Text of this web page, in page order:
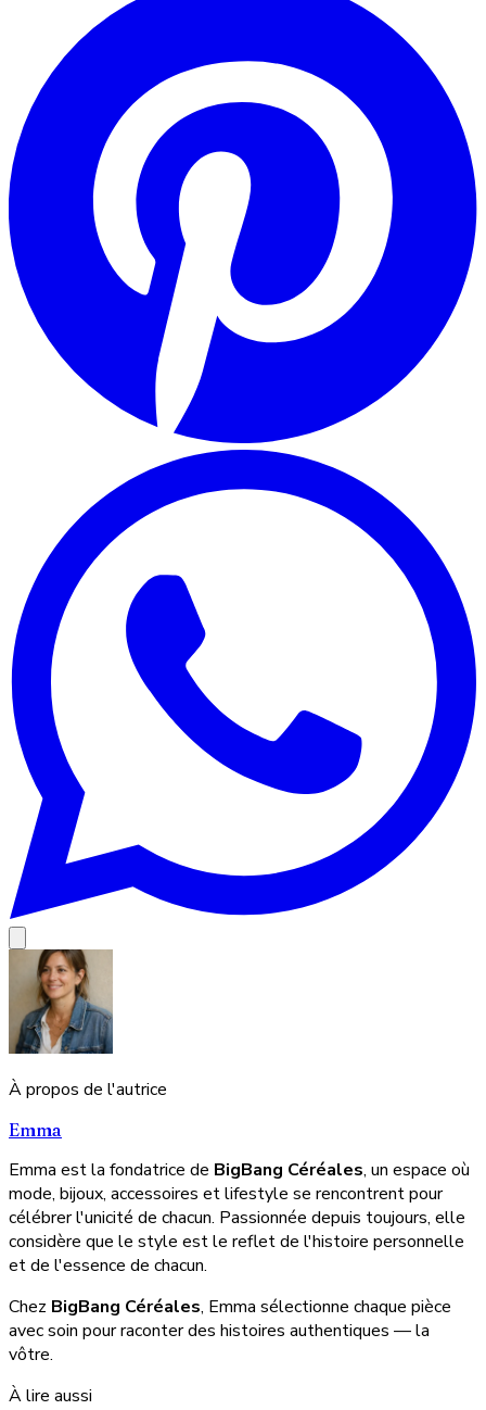
À propos de l'autrice
Emma
Emma est la fondatrice de BigBang Céréales, un espace où
mode, bijoux, accessoires et lifestyle se rencontrent pour
célébrer l'unicité de chacun. Passionnée depuis toujours, elle
considère que le style est le reflet de l'histoire personnelle
et de l'essence de chacun.
Chez BigBang Céréales, Emma sélectionne chaque pièce
avec soin pour raconter des histoires authentiques — la
vôtre.
À lire aussi